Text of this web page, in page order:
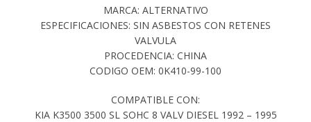
MARCA: ALTERNATIVO
ESPECIFICACIONES: SIN ASBESTOS CON RETENES
VALVULA
PROCEDENCIA: CHINA
CODIGO OEM: 0K410-99-100
COMPATIBLE CON:
KIA K3500 3500 SL SOHC 8 VALV DIESEL 1992 – 1995